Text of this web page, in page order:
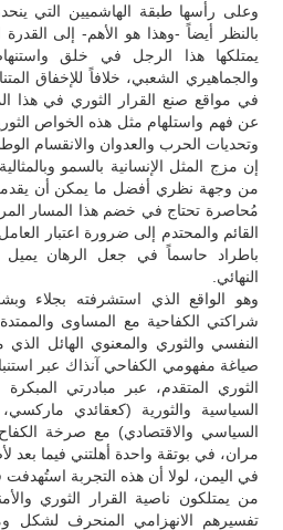
وعلى رأسها طبقة الهاشميين التي
بالنظر أيضاً -وهذا هو الأهم- إلى القدرة
يمتلكها هذا الرجل في خلق
والجماهيري الشعبي، خلافاً للإخفاق
في مواقع صنع القرار الثوري في هذا
عن فهم واستلهام مثل هذه الخواص
وتحديات الحرب والعدوان والانقسام
إن مزج المثل الإنسانية بالسمو
من وجهة نظري أفضل ما يمكن أن
مُحاصرة تحتاج في خضم هذا المسار
القائم والمحتدم إلى ضرورة اعتبار
باطراد حاسماً في جعل الرهان يميل
النهائي.
وهو الواقع الذي استشرفته بجلاء
شراكتي الكفاحية مع المساوى والممتدة
النفسي والثوري والمعنوي الهائل
صياغة مفهومي الكفاحي آنذاك عبر
الثوري المتقدم، عبر مبادرتي
السياسية والثورية (كعقائدي
السياسي والاقتصادي) مع صرخة
مران، في بوتقة واحدة أهلتني فيما
في اليمن، لولا أن هذه التجربة
من يمتلكون ناصية القرار الثوري
تفسيرهم الانهزامي المنحرف لشكل